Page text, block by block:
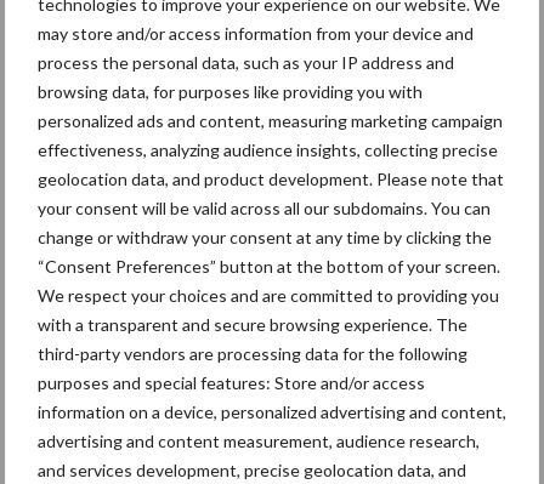
technologies to improve your experience on our website. We
may store and/or access information from your device and
process the personal data, such as your IP address and
browsing data, for purposes like providing you with
personalized ads and content, measuring marketing campaign
effectiveness, analyzing audience insights, collecting precise
geolocation data, and product development. Please note that
your consent will be valid across all our subdomains. You can
change or withdraw your consent at any time by clicking the
“Consent Preferences” button at the bottom of your screen.
We respect your choices and are committed to providing you
with a transparent and secure browsing experience. The
third-party vendors are processing data for the following
purposes and special features: Store and/or access
information on a device, personalized advertising and content,
advertising and content measurement, audience research,
and services development, precise geolocation data, and
Meer loonwerk nieuws:
Maak hier uw keuze:
bemesting Gewas & ruwvoer
Toon meer